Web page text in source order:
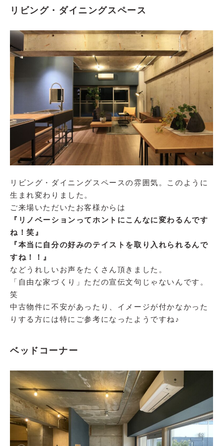
リビング・ダイニングスペース
リビング・ダイニングスペースの雰囲気。このように
生まれ変わりました。
ご来場いただいたお客様からは
『リノベーションってホントにこんなに変わるんです
ね！笑』
『本当に自分の好みのテイストを取り入れられるんで
すね！！』
などうれしいお声をたくさん頂きました。
「自由な家づくり」ただの宣伝文句じゃないんです。
笑
中古物件に不安があったり、イメージが付かなかった
りする方には特にご参考になったようですね♪
ベッドコーナー